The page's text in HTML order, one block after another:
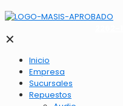
✕
Inicio
Empresa
Sucursales
Repuestos